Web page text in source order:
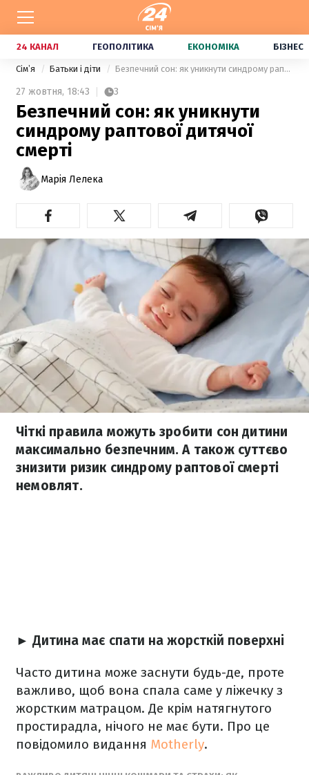
24 КАНАЛ ГЕОПОЛІТИКА ЕКОНОМІКА БІЗНЕС
Сімʼя Батьки і діти Безпечний сон: як уникнути синдрому раптової дитячої смерті
27 жовтня, 18:43 3
Безпечний сон: як уникнути
синдрому раптової дитячої
смерті
Марія Лелека
Чіткі правила можуть зробити сон дитини
максимально безпечним. А також суттєво
знизити ризик синдрому раптової смерті
немовлят.
► Дитина має спати на жорсткій поверхні
Часто дитина може заснути будь-де, проте
важливо, щоб вона спала саме у ліжечку з
жорстким матрацом. Де крім натягнутого
простирадла, нічого не має бути. Про це
повідомило видання Motherly.